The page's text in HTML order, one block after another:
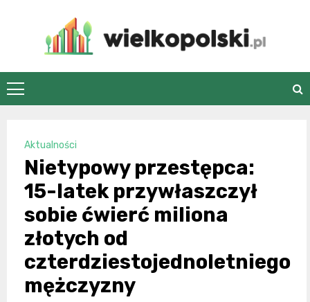
wielkopolski.pl
Aktualności
Nietypowy przestępca:
15-latek przywłaszczył
sobie ćwierć miliona
złotych od
czterdziestojednoletniego
mężczyzny